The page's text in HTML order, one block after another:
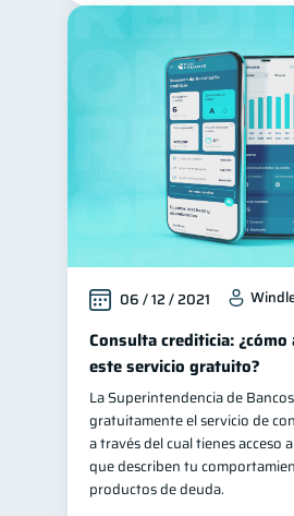
06 / 12 / 2021
Consulta crediticia: ¿cómo
este servicio gratuito?
La Superintendencia de
gratuitamente el servicio de
a través del cual tienes acceso
que describen tu
productos de deuda.